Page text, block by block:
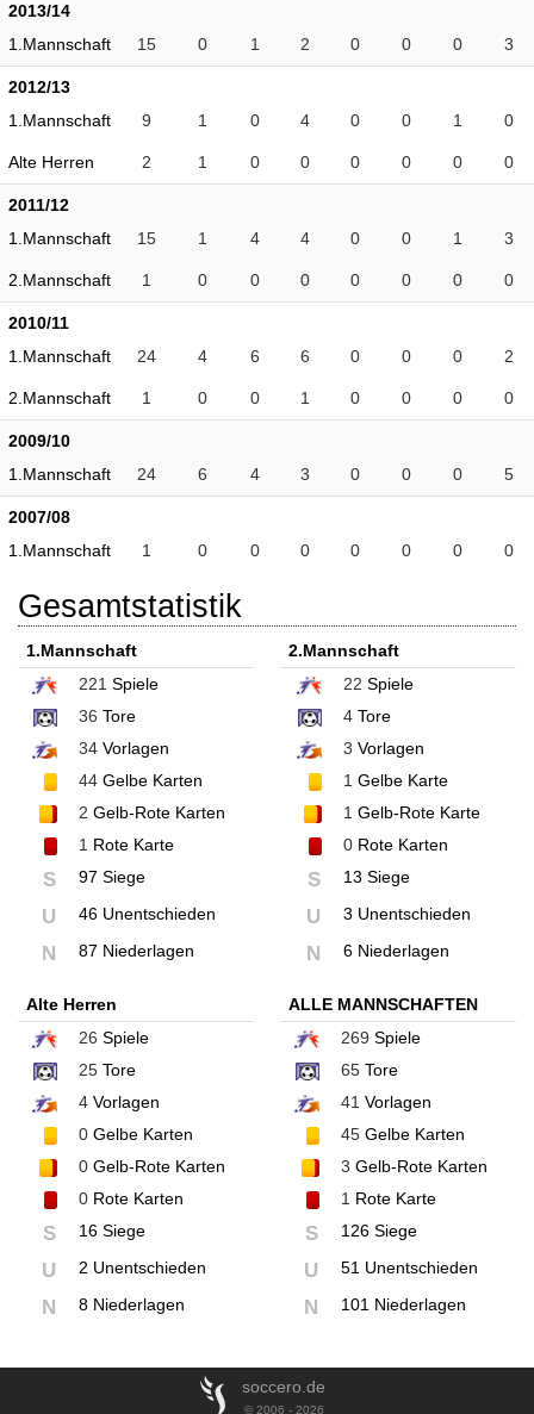
2013/14
1.Mannschaft
15 0 1 2 0 0 0 3
2012/13
1.Mannschaft
9 1 0 4 0 0 1 0
Alte Herren 2 1 0 0 0 0 0 0
2011/12
1.Mannschaft
15 1 4 4 0 0 1 3
2.Mannschaft 1 0 0 0 0 0 0 0
2010/11
1.Mannschaft
24 4 6 6 0 0 0 2
2.Mannschaft 1 0 0 1 0 0 0 0
2009/10
1.Mannschaft
24 6 4 3 0 0 0 5
2007/08
1.Mannschaft
1 0 0 0 0 0 0 0
Gesamtstatistik
1.Mannschaft
221 Spiele
36 Tore
34 Vorlagen
44 Gelbe Karten
2 Gelb-Rote Karten
1 Rote Karte
S 97 Siege
U 46 Unentschieden
N 87 Niederlagen
2.Mannschaft
22 Spiele
4Tore
3 Vorlagen
1 Gelbe Karte
1 Gelb-Rote Karte
0Rote Karten
S 13 Siege
U 3 Unentschieden
N 6 Niederlagen
Alte Herren
26 Spiele
25 Tore
4 Vorlagen
0 Gelbe Karten
0 Gelb-Rote Karten
0 Rote Karten
S 16 Siege
U 2 Unentschieden
N 8 Niederlagen
ALLE MANNSCHAFTEN
269 Spiele
65Tore
41 Vorlagen
45Gelbe Karten
3 Gelb-Rote Karten
1 Rote Karte
S 126 Siege
U 51 Unentschieden
N 101 Niederlagen
soccero.de
© 2006 - 2026